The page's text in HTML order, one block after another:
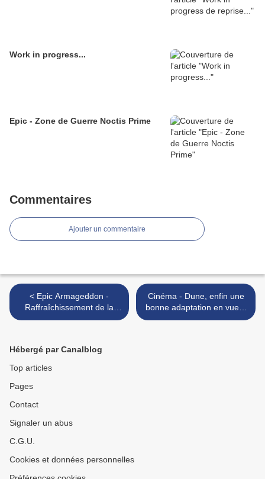
Work in progress...
Epic - Zone de Guerre Noctis Prime
Commentaires
Ajouter un commentaire
< Epic Armageddon -
Raffraîchissement de la
gamme Eloi en vue chez
Cinéma - Dune, enfin une
bonne adaptation en vue ?
>
Hébergé par Canalblog
Top articles
Pages
Contact
Signaler un abus
C.G.U.
Cookies et données personnelles